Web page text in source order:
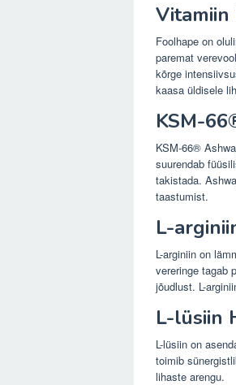
Foolhape on
paremat
kõrge
kaasa üldisele
KSM-
KSM-66®
suurendab
takistada.
taastumist.
L-
L-arginiin on
vereringe tagab
jõudlust. L-
L-lüsiin
L-lüsiin on
toimib
lihaste arengu.